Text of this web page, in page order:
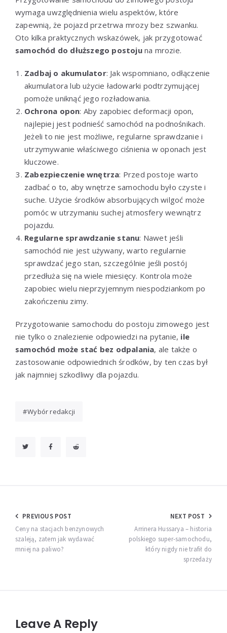
wymaga uwzględnienia wielu aspektów, które
zapewnią, że pojazd przetrwa mrozy bez szwanku.
Oto kilka praktycznych wskazówek, jak przygotować
samochód do dłuższego postojuna mrozie.
Zadbaj o akumulator: Jak wspomniano, odłączenie
akumulatora lub użycie ładowarki podtrzymującej
pomoże uniknąć jego rozładowania.
Ochrona opon: Aby zapobiec deformacji opon,
najlepiej jest podnieść samochód na podnośnikach.
Jeżeli to nie jest możliwe, regularne sprawdzanie i
utrzymywanie właściwego ciśnienia w oponach jest
kluczowe.
Zabezpieczenie wnętrza: Przed postoje warto
zadbać o to, aby wnętrze samochodu było czyste i
suche. Użycie środków absorbujących wilgoć może
pomóc w utrzymaniu suchej atmosfery wewnątrz
pojazdu.
Regularne sprawdzanie stanu: Nawet jeśli
samochód nie jest używany, warto regularnie
sprawdzać jego stan, szczególnie jeśli postój
przedłuża się na wiele miesięcy. Kontrola może
zapobiec wielu nieprzyjemnym niespodziankom po
zakończeniu zimy.
Przygotowanie samochodu do postoju zimowego jest
nie tylko o znalezienie odpowiedzi na pytanie, ile
samochód może stać bez odpalania, ale także o
zastosowanie odpowiednich środków, by ten czas był
jak najmniej szkodliwy dla pojazdu.
Wybór redakcji
Nawigacja
wpisu
PREVIOUS POST
Ceny na stacjach benzynowych
szaleją, zatem jak wydawać
mniej na paliwo?
NEXT POST
Arrinera Hussarya – historia
polskiego super-samochodu,
który nigdy nie trafił do
sprzedaży
Leave A Reply